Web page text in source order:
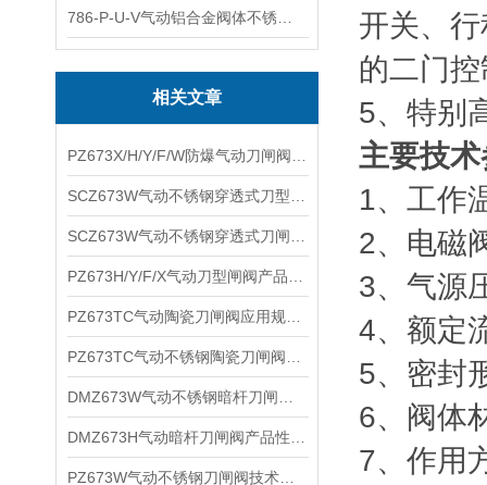
相关文章
开关、
的二门
5、特别
主要技
1、工作
2、电磁
3、气源
4、额定
5、密封
6、阀体
7、作用